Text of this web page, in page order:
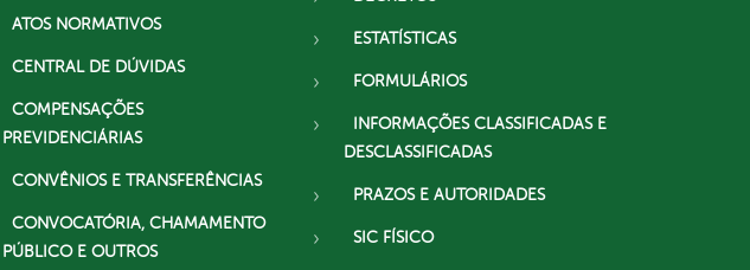
ATOS NORMATIVOS
CENTRAL DE DÚVIDAS
COMPENSAÇÕES
PREVIDENCIÁRIAS
CONVÊNIOS E TRANSFERÊNCIAS
CONVOCATÓRIA, CHAMAMENTO
PÚBLICO E OUTROS
ESTATÍSTICAS
FORMULÁRIOS
INFORMAÇÕES CLASSIFICADAS E
DESCLASSIFICADAS
PRAZOS E AUTORIDADES
SIC FÍSICO